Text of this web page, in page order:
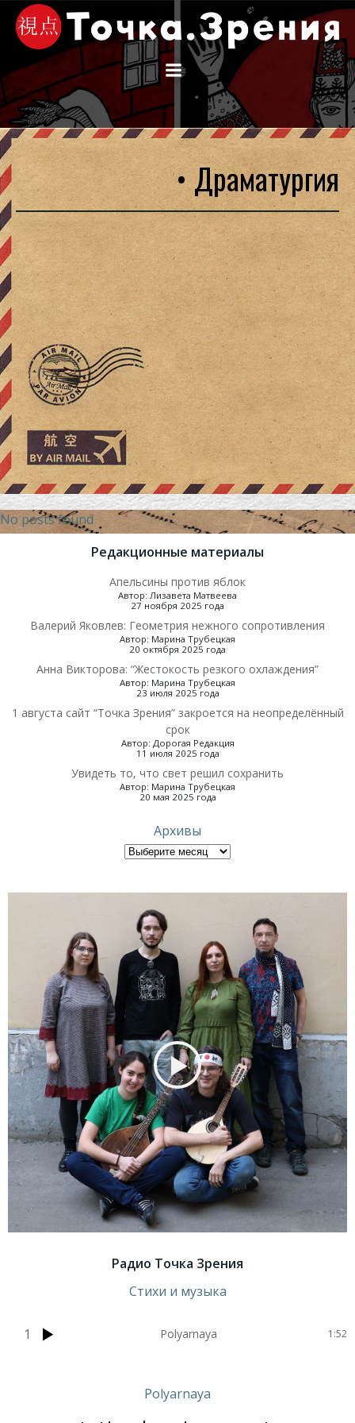
Перейти
к
содержимому
• Драматургия
No posts found
Редакционные материалы
Апельсины против яблок
Автор: Лизавета Матвеева
27 ноября 2025 года
Валерий Яковлев: Геометрия нежного сопротивления
Автор: Марина Трубецкая
20 октября 2025 года
Анна Викторова: “Жестокость резкого охлаждения”
Автор: Марина Трубецкая
23 июля 2025 года
1 августа сайт “Точка Зрения” закроется на неопределённый
срок
Автор: Дорогая Редакция
11 июля 2025 года
Увидеть то, что свет решил сохранить
Автор: Марина Трубецкая
20 мая 2025 года
Архивы
Радио Точка Зрения
Стихи и музыка
1 Polyarnaya 1:52
Polyarnaya